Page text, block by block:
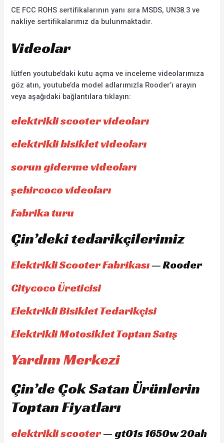
CE FCC ROHS sertifikalarının yanı sıra MSDS, UN38.3 ve
nakliye sertifikalarımız da bulunmaktadır.
Videolar
lütfen youtube’daki kutu açma ve inceleme videolarımıza
göz atın, youtube’da model adlarımızla Rooder’ı arayın
veya aşağıdaki bağlantılara tıklayın:
elektrikli scooter videoları
elektrikli bisiklet videoları
sorun giderme videoları
şehircoco videoları
Fabrika turu
Çin’deki tedarikçilerimiz
Elektrikli Scooter Fabrikası— Rooder
Citycoco Üreticisi
Elektrikli Bisiklet Tedarikçisi
Elektrikli Motosiklet Toptan Satış
Yardım Merkezi
Çin’de Çok Satan Ürünlerin
Toptan Fiyatları
elektrikli scooter— gt01s 1650w 20ah